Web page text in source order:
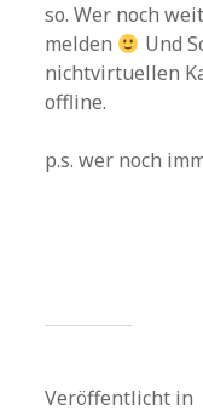
so. Wer noch
melden
Und
nichtvirtuellen
offline.
p.s. wer noch
Veröffentlicht in